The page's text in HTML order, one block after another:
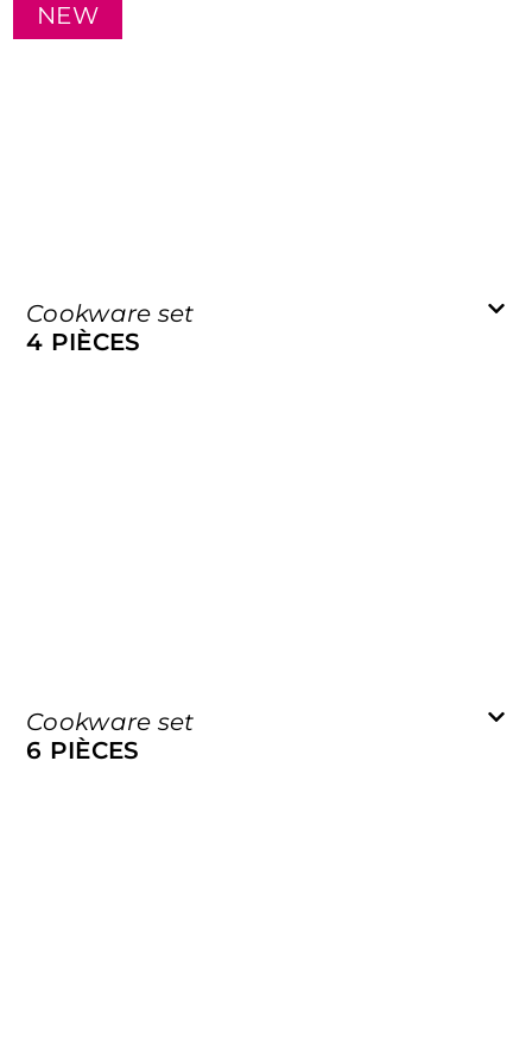
Cookware set
4 PIÈCES
NEW
Cookware set
6 PIÈCES